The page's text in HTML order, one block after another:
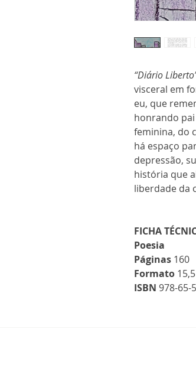
“Diário
visceral em
eu, que
honrando
feminina, do
há espaço
depressão,
história que
liberdade da
FICHA
Poesia
Páginas 160
Formato
ISBN 978-65-